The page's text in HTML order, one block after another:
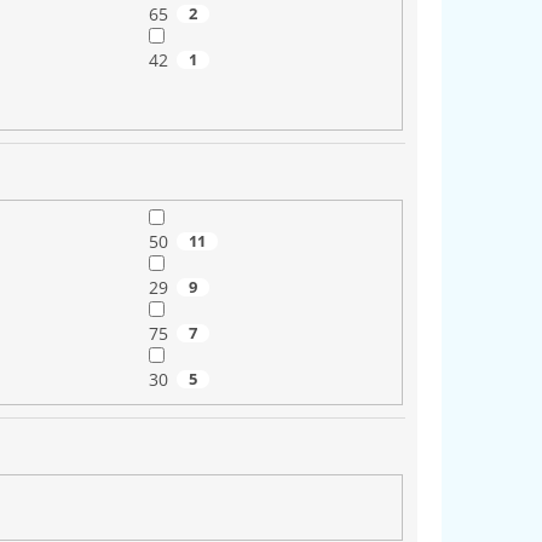
65 2
42 1
50 11
29 9
75 7
30 5